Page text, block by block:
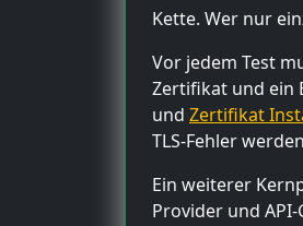
Kette. Wer nur
Vor jedem Test
Zertifikat und ein
und Zertifikat
TLS-Fehler
Ein weiterer
Provider und